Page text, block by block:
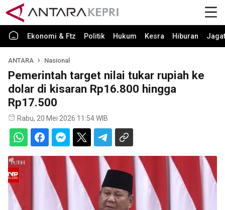
Ekonomi & Ftz Politik Hukum Kesra Hiburan Jagat
ANTARA Nasional
Pemerintah target nilai tukar rupiah ke
dolar di kisaran Rp16.800 hingga
Rp17.500
Rabu, 20 Mei 2026 11:54 WIB